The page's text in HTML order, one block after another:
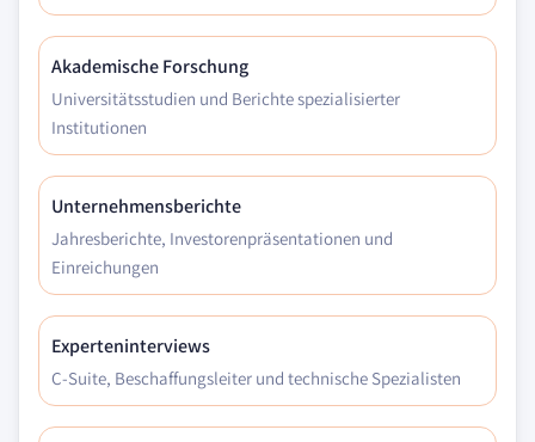
Akademische Forschung
Universitätsstudien und Berichte spezialisierter
Institutionen
Unternehmensberichte
Jahresberichte, Investorenpräsentationen und
Einreichungen
Experteninterviews
C-Suite, Beschaffungsleiter und technische Spezialisten